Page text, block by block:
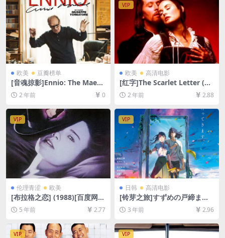
欧美 豆瓣榜单
[音魂掠影]Ennio: The Maest
ro (2021)[百度网盘+夸克网盘
1080P超清未删减资源][网盘
在线播放/下载][MP4/11GB]
[中文字幕]
2 年前 0
VIP
欧美 高清电影
[红字]The Scarlet Letter (19
95)[百度网盘+夸克网盘1080P
超清未删减资源][网盘在线播
放/下载][MP4/8.8GB][中文字
幕]
2 年前 2.88
VIP
伦理青涩 欧美
[布拉格之恋] (1988)[百度网盘
+迅雷云盘资源1080P超清未
删减][MP4/9.4GB][中英字幕]
【视频文件+防和谐压缩包
（含解压密码）】
5 年前 2.77
VIP
日韩 高清电影
[铃芽之旅]すずめの戸締まり
(2022)[百度网盘+迅雷云盘资
源1080P超清未删减][MP4/7
GB][日语中字]
3 年前 2.96
VIP VIP